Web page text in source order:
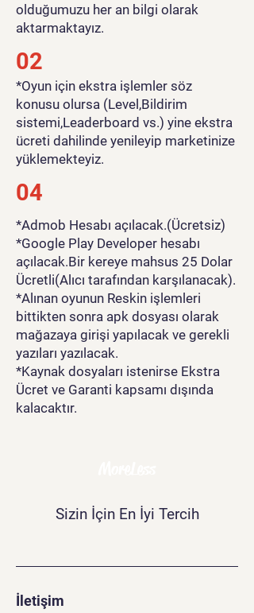
olduğumuzu her an bilgi olarak
aktarmaktayız.
02
*Oyun için ekstra işlemler söz
konusu olursa (Level,Bildirim
sistemi,Leaderboard vs.) yine ekstra
ücreti dahilinde yenileyip marketinize
yüklemekteyiz.
04
*Admob Hesabı açılacak.(Ücretsiz)
*Google Play Developer hesabı
açılacak.Bir kereye mahsus 25 Dolar
Ücretli(Alıcı tarafından karşılanacak).
*Alınan oyunun Reskin işlemleri
bittikten sonra apk dosyası olarak
mağazaya girişi yapılacak ve gerekli
yazıları yazılacak.
*Kaynak dosyaları istenirse Ekstra
Ücret ve Garanti kapsamı dışında
kalacaktır.
Sizin İçin En İyi Tercih
İletişim